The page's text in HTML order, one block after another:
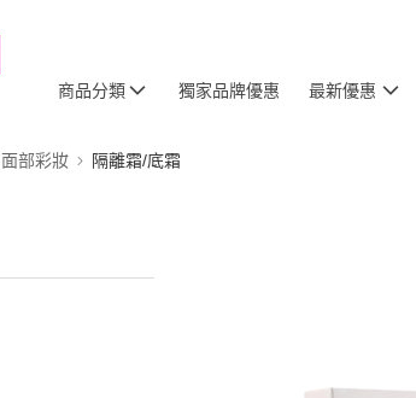
商品分類 獨家品牌優惠 最新優惠
面部彩妝 隔離霜/底霜